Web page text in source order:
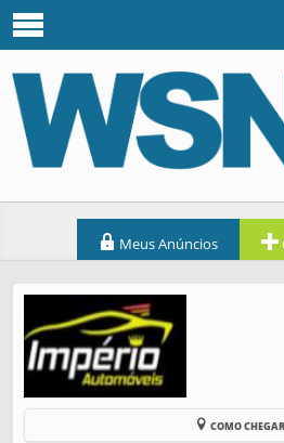
Meus Anúncios
COMO